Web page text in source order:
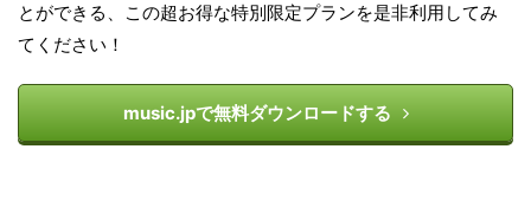
とができる、この超お得な特別限定プランを是非利用してみ
てください！
music.jpで無料ダウンロードする